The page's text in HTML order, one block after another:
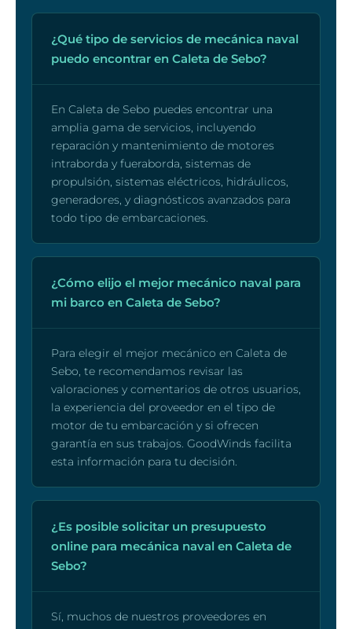
¿Qué tipo de servicios de mecánica naval
puedo encontrar en Caleta de Sebo?
En Caleta de Sebo puedes encontrar una
amplia gama de servicios, incluyendo
reparación y mantenimiento de motores
intraborda y fueraborda, sistemas de
propulsión, sistemas eléctricos, hidráulicos,
generadores, y diagnósticos avanzados para
todo tipo de embarcaciones.
¿Cómo elijo el mejor mecánico naval para
mi barco en Caleta de Sebo?
Para elegir el mejor mecánico en Caleta de
Sebo, te recomendamos revisar las
valoraciones y comentarios de otros usuarios,
la experiencia del proveedor en el tipo de
motor de tu embarcación y si ofrecen
garantía en sus trabajos. GoodWinds facilita
esta información para tu decisión.
¿Es posible solicitar un presupuesto
online para mecánica naval en Caleta de
Sebo?
Sí, muchos de nuestros proveedores en